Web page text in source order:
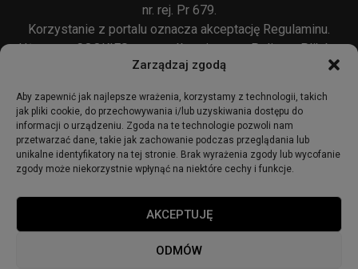
Zarządzaj zgodą
Aby zapewnić jak najlepsze wrażenia, korzystamy z technologii, takich
jak pliki cookie, do przechowywania i/lub uzyskiwania dostępu do
informacji o urządzeniu. Zgoda na te technologie pozwoli nam
przetwarzać dane, takie jak zachowanie podczas przeglądania lub
unikalne identyfikatory na tej stronie. Brak wyrażenia zgody lub wycofanie
zgody może niekorzystnie wpłynąć na niektóre cechy i funkcje.
AKCEPTUJĘ
ODMÓW
nr. rej. Pr 679.
Korzystanie z portalu oznacza akceptację Regulaminu
Używamy COOKIES w sposób opisany wPolityce Plików
Cookie
© 2018 - zabrze24.info.
Polityka Prywatności
Polityka cookies